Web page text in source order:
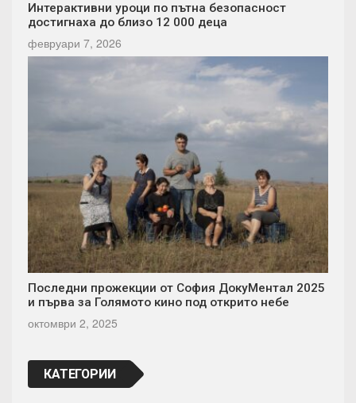
Интерактивни уроци по пътна безопасност
достигнаха до близо 12 000 деца
февруари 7, 2026
Последни прожекции от София ДокуМентал 2025
и първа за Голямото кино под открито небе
октомври 2, 2025
КАТЕГОРИИ